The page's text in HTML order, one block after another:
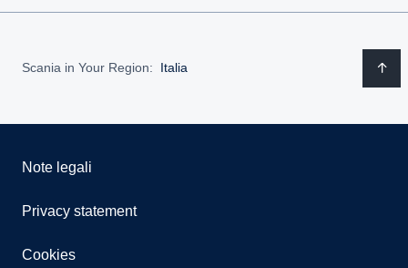
Scania in Your Region: Italia
Note legali
Privacy statement
Cookies